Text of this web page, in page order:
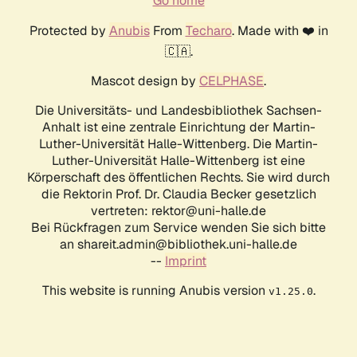
Protected by AnubisFrom Techaro. Made with ❤️ in
🇨🇦.
Mascot design by CELPHASE.
Die Universitäts- und Landesbibliothek Sachsen-
Anhalt ist eine zentrale Einrichtung der Martin-
Luther-Universität Halle-Wittenberg. Die Martin-
Luther-Universität Halle-Wittenberg ist eine
Körperschaft des öffentlichen Rechts. Sie wird durch
die Rektorin Prof. Dr. Claudia Becker gesetzlich
vertreten: rektor@uni-halle.de
Bei Rückfragen zum Service wenden Sie sich bitte
an shareit.admin@bibliothek.uni-halle.de
-- Imprint
This website is running Anubis version v1.25.0.